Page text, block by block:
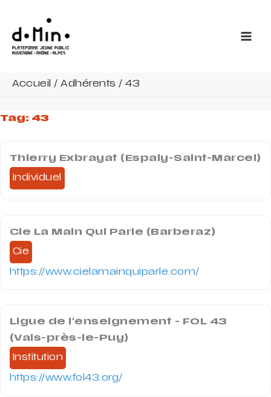
contenu
Accueil / Adhérents / 43
Tag: 43
Thierry Exbrayat (Espaly-Saint-Marcel)
Individuel
Cie La Main Qui Parle (Barberaz)
Cie
https://www.cielamainquiparle.com/
Ligue de l'enseignement - FOL 43
(Vals-près-le-Puy)
Institution
https://www.fol43.org/